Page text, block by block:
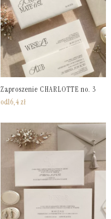
Zaproszenie CHARLOTTE no. 3
od16,4 zł